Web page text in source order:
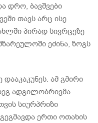
დრო, ბავშვები
თავს არც ისე
პირად სივრცეზე
ეძინა, ზოგს
ამ გმირი
ადგილობრივმა
სიურპრიზი
ერთი ოთახის